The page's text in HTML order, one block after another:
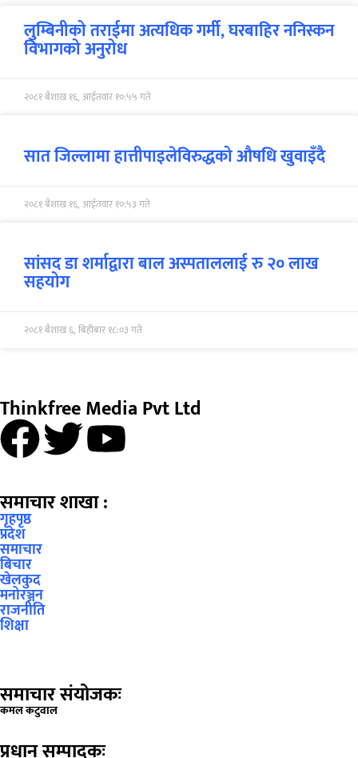
लुम्बिनीको तराईमा अत्यधिक गर्मी, घरबाहिर ननिस्कन
विभागको अनुरोध
२०८१ बैशाख १६, आईतवार १०:५५ गते
सात जिल्लामा हात्तीपाइलेविरुद्धको औषधि खुवाइँदै
२०८१ बैशाख १६, आईतवार १०:५३ गते
सांसद डा शर्माद्वारा बाल अस्पताललाई रु २० लाख
सहयोग
२०८१ बैशाख ६, बिहीबार १८:०३ गते
Thinkfree Media Pvt Ltd
समाचार शाखा :
गृहपृष्ठ
प्रदेश
समाचार
बिचार
खेलकुद
मनोरञ्जन
राजनीति
शिक्षा
समाचार संयोजकः
कमल कटुवाल
प्रधान सम्पादकः